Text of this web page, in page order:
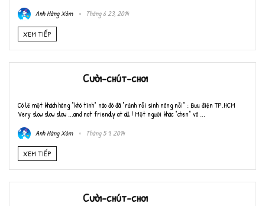
Anh Hàng Xóm
Tháng 6 23, 2014
XEM TIẾP
Cười-chút-chơi
Có lẽ một khách hàng "khó tính" nào đó đã "rảnh rỗi sinh nông nỗi" : Bưu điện TP.HCM
Very slow slow slow ...and not friendly at all ! Một người khác "chen" vô ...
Anh Hàng Xóm
Tháng 5 9, 2014
XEM TIẾP
Cười-chút-chơi